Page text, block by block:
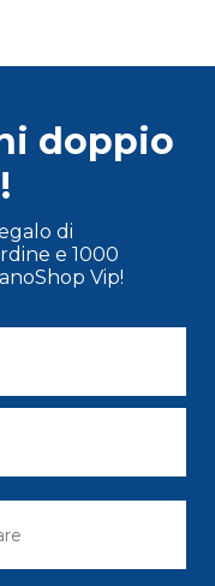
doppio
di
e 1000
Vip!